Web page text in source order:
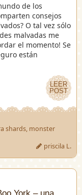
de los
consejos
O tal vez sólo
malvadas me
el momento! Se
están
LEER
POST
LEER
POST
shards, monster
priscila L.